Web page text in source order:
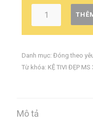
Danh mục: Đóng theo
Từ khóa: KỆ TIVI ĐẸP MS
Mô tả